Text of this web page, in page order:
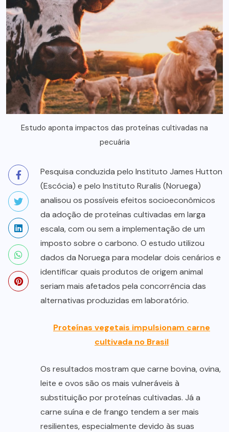
Estudo aponta impactos das proteínas cultivadas na
pecuária
Pesquisa conduzida pelo Instituto James Hutton
(Escócia) e pelo Instituto Ruralis (Noruega)
analisou os possíveis efeitos socioeconômicos
da adoção de proteínas cultivadas em larga
escala, com ou sem a implementação de um
imposto sobre o carbono. O estudo utilizou
dados da Noruega para modelar dois cenários e
identificar quais produtos de origem animal
seriam mais afetados pela concorrência das
alternativas produzidas em laboratório.
Proteínas vegetais impulsionam carne
cultivada no Brasil
Os resultados mostram que carne bovina, ovina,
leite e ovos são os mais vulneráveis à
substituição por proteínas cultivadas. Já a
carne suína e de frango tendem a ser mais
resilientes, especialmente devido às suas